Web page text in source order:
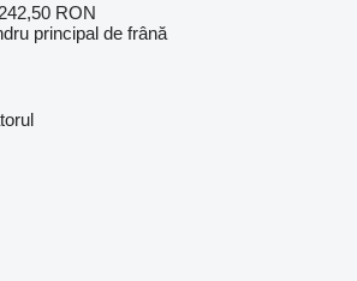
RON
principal de frână